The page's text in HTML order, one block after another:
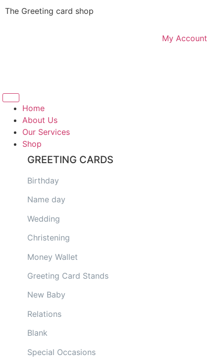
The Greeting card shop
My Account
Home
About Us
Our Services
Shop
GREETING CARDS
Birthday
Name day
Wedding
Christening
Money Wallet
Greeting Card Stands
New Baby
Relations
Blank
Special Occasions